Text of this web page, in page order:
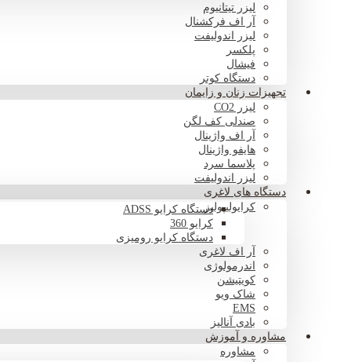
لیزر تیتانیوم
آر اف فرکشنال
لیزر اندولیفت
پلکسر
فیشال
دستگاه کوتر
تجهیزات زنان و زایمان
لیزر CO2
صندلی کف لگن
آر اف واژینال
هایفو واژینال
پلاسما سرد
لیزر اندولیفت
دستگاه های لاغری
کرایولیپولیزدستگاه کرایو ADSS
کرایو 360
دستگاه کرایو رومیزی
آر اف لاغری
اندرمولوژی
کویتیشن
شاک ویو
EMS
بادی آنالیز
مشاوره و آموزش
مشاوره